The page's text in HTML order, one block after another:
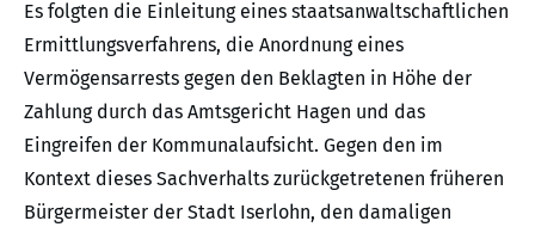
Es folgten die Einleitung eines staatsanwaltschaftlichen
Ermittlungsverfahrens, die Anordnung eines
Vermögensarrests gegen den Beklagten in Höhe der
Zahlung durch das Amtsgericht Hagen und das
Eingreifen der Kommunalaufsicht. Gegen den im
Kontext dieses Sachverhalts zurückgetretenen früheren
Bürgermeister der Stadt Iserlohn, den damaligen